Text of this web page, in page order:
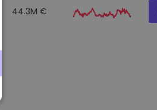
44.3M €